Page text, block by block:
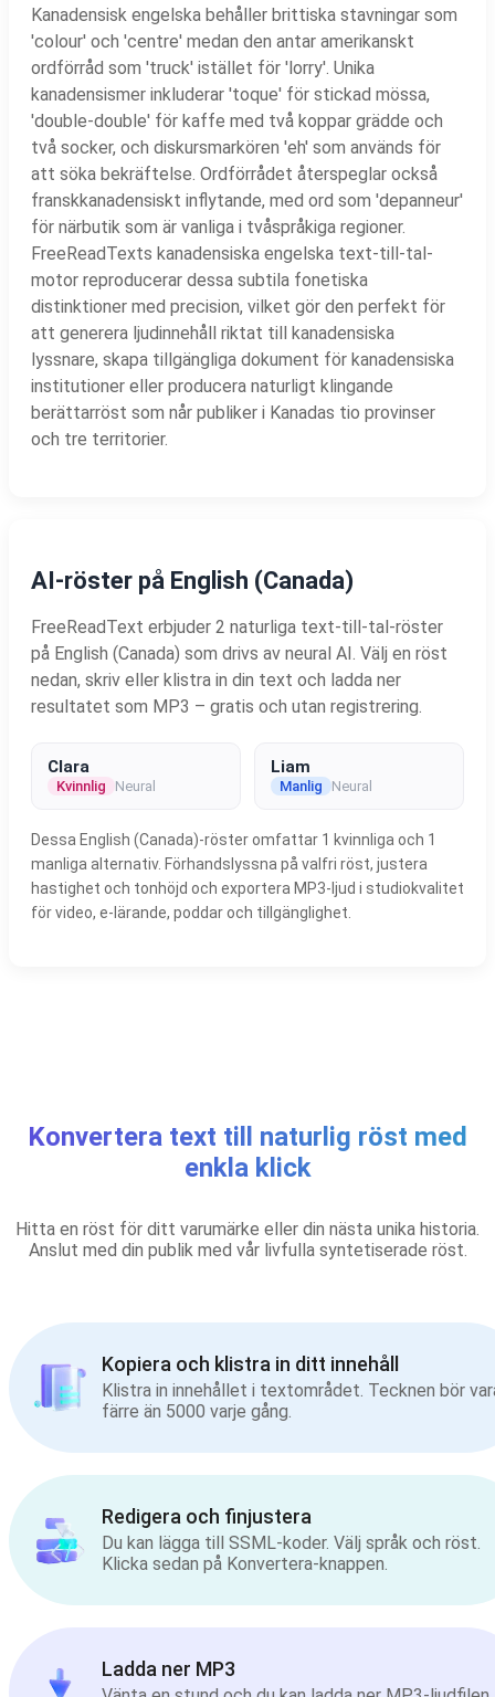
Kanadensisk engelska behåller brittiska stavningar som
'colour' och 'centre' medan den antar amerikanskt
ordförråd som 'truck' istället för 'lorry'. Unika
kanadensismer inkluderar 'toque' för stickad mössa,
'double-double' för kaffe med två koppar grädde och
två socker, och diskursmarkören 'eh' som används för
att söka bekräftelse. Ordförrådet återspeglar också
franskkanadensiskt inflytande, med ord som 'depanneur'
för närbutik som är vanliga i tvåspråkiga regioner.
FreeReadTexts kanadensiska engelska text-till-tal-
motor reproducerar dessa subtila fonetiska
distinktioner med precision, vilket gör den perfekt för
att generera ljudinnehåll riktat till kanadensiska
lyssnare, skapa tillgängliga dokument för kanadensiska
institutioner eller producera naturligt klingande
berättarröst som når publiker i Kanadas tio provinser
och tre territorier.
AI-röster på English (Canada)
FreeReadText erbjuder 2 naturliga text-till-tal-röster
på English (Canada) som drivs av neural AI. Välj en röst
nedan, skriv eller klistra in din text och ladda ner
resultatet som MP3 – gratis och utan registrering.
Clara
Kvinnlig Neural
Liam
Manlig Neural
Dessa English (Canada)-röster omfattar 1 kvinnliga och 1
manliga alternativ. Förhandslyssna på valfri röst, justera
hastighet och tonhöjd och exportera MP3-ljud i studiokvalitet
för video, e-lärande, poddar och tillgänglighet.
Konvertera text till naturlig röst med
enkla klick
Hitta en röst för ditt varumärke eller din nästa unika historia.
Anslut med din publik med vår livfulla syntetiserade röst.
Kopiera och klistra in ditt innehåll
Klistra in innehållet i textområdet. Tecknen bör
färre än 5000 varje gång.
Redigera och finjustera
Du kan lägga till SSML-koder. Välj språk och röst.
Klicka sedan på Konvertera-knappen.
Ladda ner MP3